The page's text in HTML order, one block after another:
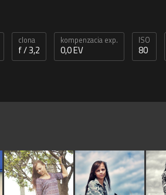
clona
f / 3,2
kompenzacia exp.
0,0 EV
ISO
80